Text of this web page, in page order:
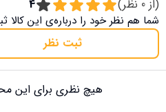
(از 0 نظر) 4
شما هم نظر خود را درباره‌ی این کالا
ثبت نظر
هیچ نظری برای این